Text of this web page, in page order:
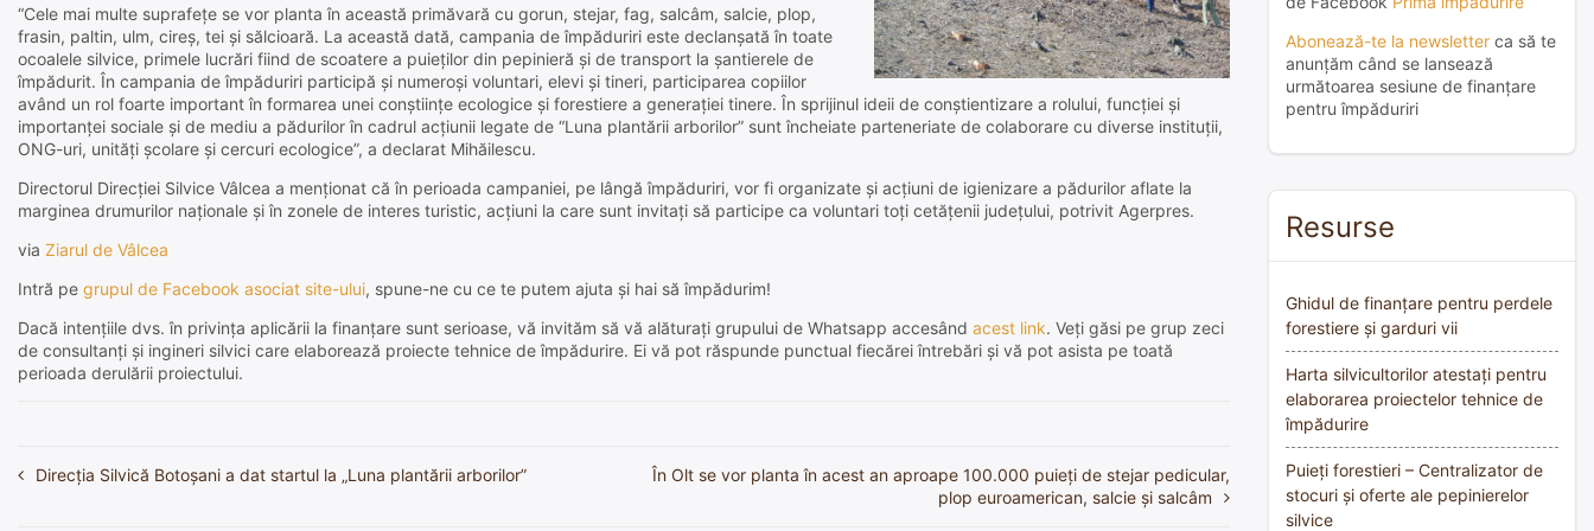
“Cele mai multe suprafeţe se vor planta în această primăvară cu gorun, stejar, fag, salcâm, salcie, plop,
frasin, paltin, ulm, cireş, tei şi sălcioară. La această dată, campania de împăduriri este declanşată în toate
ocoalele silvice, primele lucrări fiind de scoatere a puieţilor din pepinieră şi de transport la şantierele de
împădurit. În campania de împăduriri participă şi numeroşi voluntari, elevi şi tineri, participarea copiilor
având un rol foarte important în formarea unei conştiinţe ecologice şi forestiere a generaţiei tinere. În sprijinul ideii de conştientizare a rolului, funcţiei şi
importanţei sociale şi de mediu a pădurilor în cadrul acţiunii legate de “Luna plantării arborilor” sunt încheiate parteneriate de colaborare cu diverse instituţii,
ONG-uri, unităţi şcolare şi cercuri ecologice”, a declarat Mihăilescu.
Directorul Direcţiei Silvice Vâlcea a menţionat că în perioada campaniei, pe lângă împăduriri, vor fi organizate şi acţiuni de igienizare a pădurilor aflate la
marginea drumurilor naţionale şi în zonele de interes turistic, acţiuni la care sunt invitaţi să participe ca voluntari toţi cetăţenii judeţului, potrivit Agerpres.
via Ziarul de Vâlcea
Intră pe grupul de Facebook asociat site-ului, spune-ne cu ce te putem ajuta și hai să împădurim!
Dacă intențiile dvs. în privința aplicării la finanțare sunt serioase, vă invităm să vă alăturați grupului de Whatsapp accesând acest link. Veți găsi pe grup zeci
de consultanți și ingineri silvici care elaborează proiecte tehnice de împădurire. Ei vă pot răspunde punctual fiecărei întrebări și vă pot asista pe toată
perioada derulării proiectului.
Navigare
Direcția Silvică Botoșani a dat startul la „Luna plantării arborilor”
În Olt se vor planta în acest an aproape 100.000 puieți de stejar pedicular,
plop euroamerican, salcie și salcâm
Abonează-te la newsletter ca să te
anunțăm când se lansează
următoarea sesiune de finanțare
pentru împăduriri
Resurse
Ghidul de finanțare pentru perdele
forestiere și garduri vii
Harta silvicultorilor atestați pentru
elaborarea proiectelor tehnice de
împădurire
Puieți forestieri – Centralizator de
stocuri și oferte ale pepinierelor
silvice